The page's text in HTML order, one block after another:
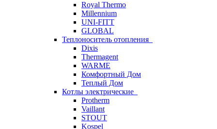
Royal Thermo
Millennium
UNI-FITT
GLOBAL
Теплоноситель отопления
Dixis
Thermagent
WARME
Комфортный Дом
Теплый Дом
Котлы электрические
Protherm
Vaillant
STOUT
Kospel